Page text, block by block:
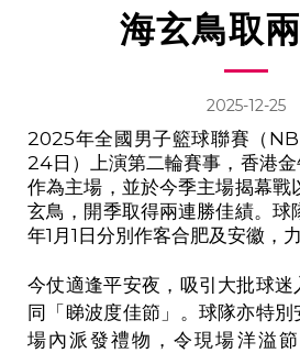
海玄鳥取
2025-12-25
2025年全國男子籃球聯賽（
24日）上演第二輪賽事，香港
作為主場，並於今季主場揭幕
玄鳥，開季取得兩連勝佳績。球
年1 月1日分別作客合肥及安徽，
今仗適逢平安夜，吸引大批球
同「睇波度佳節」。球隊亦特
場內派發禮物，令現場洋溢